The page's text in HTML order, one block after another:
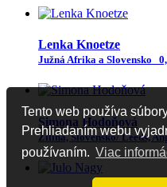
Tento web používa
Prehliadaním webu
používaním. Viac
Lenka Knoetze
Južná Afrika a Slovensko
Simona Hodoňová
Žilina, Slovensko/ Leeds,